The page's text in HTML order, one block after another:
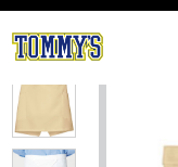
FK7167：ショートエプロン